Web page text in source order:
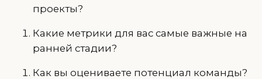
проекты?
Какие метрики для вас самые важные на
ранней стадии?
Как вы оцениваете потенциал команды?